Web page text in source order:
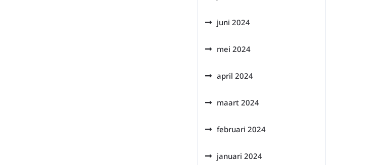
juni 2024
mei 2024
april 2024
maart 2024
februari 2024
januari 2024